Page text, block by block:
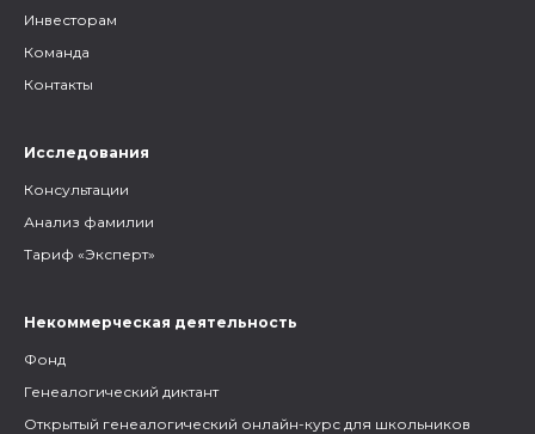
Инвесторам
Команда
Контакты
Исследования
Консультации
Анализ фамилии
Тариф «Эксперт»
Некоммерческая деятельность
Фонд
Генеалогический диктант
Открытый генеалогический онлайн-курс для школьников